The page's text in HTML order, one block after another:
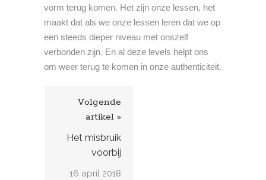
vorm terug komen. Het zijn onze lessen, het
maakt dat als we onze lessen leren dat we op
een steeds dieper niveau met onszelf
verbonden zijn. En al deze levels helpt ons
om weer terug te komen in onze authenticiteit.
Volgende
artikel »
Het misbruik
voorbij
16 april 2018